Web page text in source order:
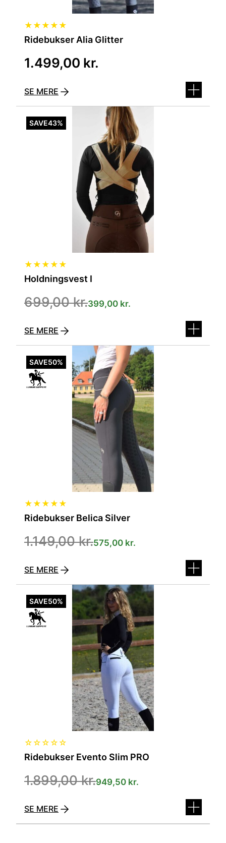
★ ★ ★ ★ ★
Ridebukser Alia Glitter
1.499,00 kr.
SE MERE
SAVE43%
★ ★ ★ ★ ★
Holdningsvest I
699,00kr.399,00 kr.
vare
har
SE MERE
SAVE50%
★ ★ ★ ★ ★
Ridebukser Belica Silver
1.149,00kr.575,00 kr.
vare
har
flere
varianter.
Mulighederne
SE MERE
SAVE50%
☆ ☆ ☆ ☆ ☆
Ridebukser Evento Slim PRO
1.899,00kr.949,50 kr.
vare
har
flere
varianter.
Mulighederne
SE MERE